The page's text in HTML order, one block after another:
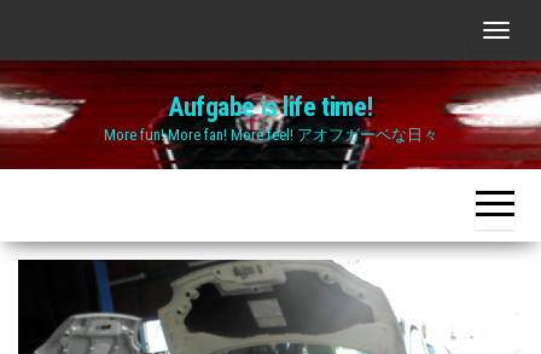
the
content
ナ
ビ
ゲ
ー
シ
ョ
ン
Aufgabe is life time!
More fun! More fan! More feel! アオフガーベな日々